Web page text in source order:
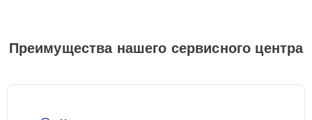
Преимущества нашего сервисного центра